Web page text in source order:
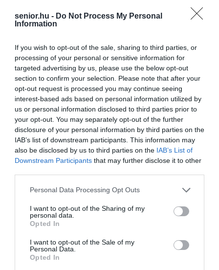
senior.hu - Do Not Process My Personal
Information
If you wish to opt-out of the sale, sharing to third parties, or
processing of your personal or sensitive information for
targeted advertising by us, please use the below opt-out
section to confirm your selection. Please note that after your
opt-out request is processed you may continue seeing
interest-based ads based on personal information utilized by
us or personal information disclosed to third parties prior to
your opt-out. You may separately opt-out of the further
disclosure of your personal information by third parties on the
IAB’s list of downstream participants. This information may
also be disclosed by us to third parties on the IAB’s List of
Downstream Participants that may further disclose it to other
Please note that this website/app uses one or more Google
not limited to your visit or usage behaviour. You may click to
grant or deny consent to Google and its third-party tags to
use your data for below specified purposes in below Google
consent section.
Personal Data Processing Opt Outs
I want to opt-out of the Sharing of my
personal data.
Opted In
I want to opt-out of the Sale of my
Personal Data.
Opted In
Fotó: flickr